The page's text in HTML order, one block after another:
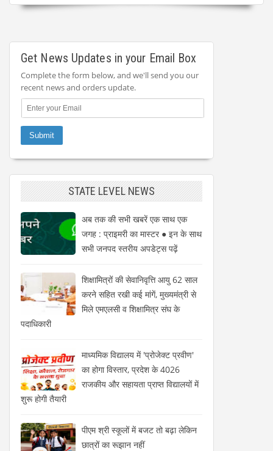
Get News Updates in your Email Box
Complete the form below, and we'll send you our
recent news and orders update.
STATE LEVEL NEWS
अब तक की सभी खबरें एक साथ एक
जगह : प्राइमरी का मास्टर ● इन के साथ
सभी जनपद स्तरीय अपडेट्स पढ़ें
शिक्षामित्रों की सेवानिवृत्ति आयु 62 साल
करने सहित रखी कई मांगें, मुख्यमंत्री से
मिले एमएलसी व शिक्षामित्र संघ के
पदाधिकारी
माध्यमिक विद्यालय में 'प्रोजेक्ट प्रवीण'
का होगा विस्तार, प्रदेश के 4026
राजकीय और सहायता प्राप्त विद्यालयों में
शुरू होगी तैयारी
पीएम श्री स्कूलों में बजट तो बढ़ा लेकिन
छात्रों का रूझान नहीं